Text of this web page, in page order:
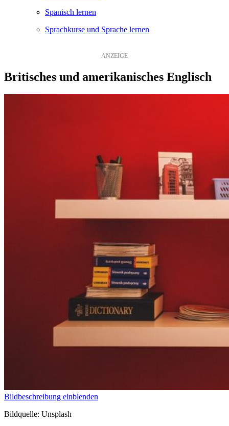
Spanisch lernen
Sprachkurse und Sprache lernen
Britisches und amerikanisches Englisch
Bildbeschreibung einblenden
Bildquelle: Unsplash